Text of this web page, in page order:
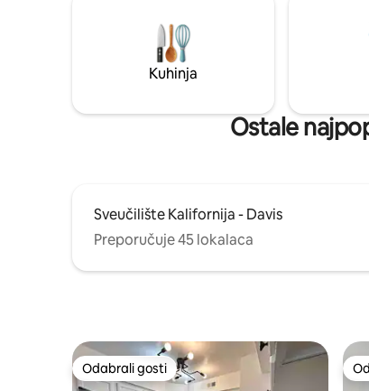
zelenih pojaseva, biciklističkih staza,
parkova, autobusnih linija i postaje Tesla
Supercharging. Manje od 1,5 milje od
kampusa UC Davis. 1,5 km od centra
Safeway.
Kuhinja
Ostale
Sveučilište Kalifornija - Davis
Preporučuje 45 lokalaca
Odabrali gosti
Odabrali gosti